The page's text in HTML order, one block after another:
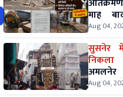
माह
Aug 04,
सुसनेर
कव्वालों
Aug 04,